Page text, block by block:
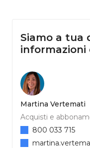
Siamo a tua
informazioni
Martina Vertemati
Acquisti e
800 033 715